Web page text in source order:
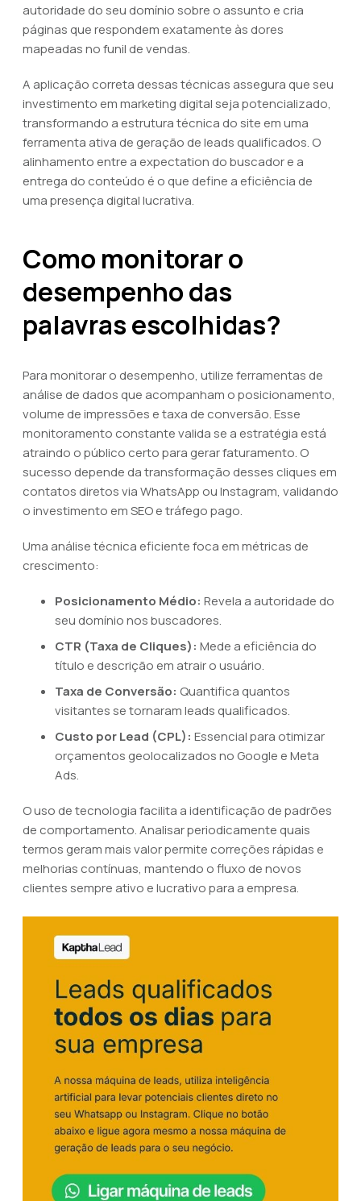
autoridade do seu domínio sobre o assunto e cria
páginas que respondem exatamente às dores
mapeadas no funil de vendas.
A aplicação correta dessas técnicas assegura que seu
investimento em marketing digital seja potencializado,
transformando a estrutura técnica do site em uma
ferramenta ativa de geração de leads qualificados. O
alinhamento entre a expectation do buscador e a
entrega do conteúdo é o que define a eficiência de
uma presença digital lucrativa.
Como monitorar o
desempenho das
palavras escolhidas?
Para monitorar o desempenho, utilize ferramentas de
análise de dados que acompanham o posicionamento,
volume de impressões e taxa de conversão. Esse
monitoramento constante valida se a estratégia está
atraindo o público certo para gerar faturamento. O
sucesso depende da transformação desses cliques em
contatos diretos via WhatsApp ou Instagram, validando
o investimento em SEO e tráfego pago.
Uma análise técnica eficiente foca em métricas de
crescimento:
Posicionamento Médio: Revela a autoridade do
seu domínio nos buscadores.
CTR (Taxa de Cliques): Mede a eficiência do
título e descrição em atrair o usuário.
Taxa de Conversão: Quantifica quantos
visitantes se tornaram leads qualificados.
Custo por Lead (CPL): Essencial para otimizar
orçamentos geolocalizados no Google e Meta
Ads.
O uso de tecnologia facilita a identificação de padrões
de comportamento. Analisar periodicamente quais
termos geram mais valor permite correções rápidas e
melhorias contínuas, mantendo o fluxo de novos
clientes sempre ativo e lucrativo para a empresa.